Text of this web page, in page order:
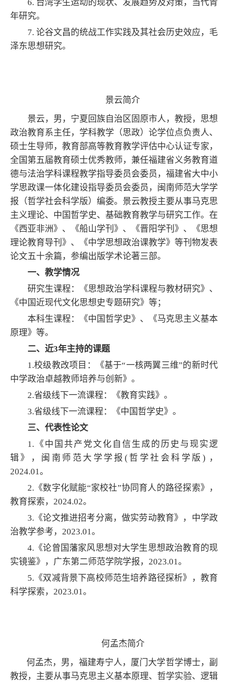
6. 台湾学生运动的现状、发展趋势及对策，当代青
年研究。
7. 论谷文昌的统战工作实践及其社会历史效应，毛
泽东思想研究。
景云简介
景云，男， 宁夏回族自治区固原市人， 教授，思想
政治教育系主任，学科教学（思政）论学位点负责人、
硕士生导师，教育部高等教育教学评估中心认证专家，
全国第五届教育硕士优秀教师，兼任福建省义务教育道
德与法治学科课程教学指导委员会委员，福建省大中小
学思政课一体化建设指导委员会委员，闽南师范大学学
报（哲学社会科学版）编委。景云教授主要从事马克思
主义理论、中国哲学史、基础教育教学与研究工作。在
《西亚非洲》、《船山学刊》、《晋阳学刊》、《思想
理论教育导刊》、《中学思想政治课教学》等刊物发表
论文五十余篇，参编出版学术论著三部。
一、教学情况
研究生课程：《思想政治学科课程与教材研究》、
《中国近现代文化思想史专题研究》等；
本科生课程：《中国哲学史》、《马克思主义基本
原理》等。
二、近3年主持的课题
1.校级教改项目：《基于“一核两翼三维”的新时代
中学政治卓越教师培养与创新》。
2.省级线下一流课程：《教育实践》。
3.省级线下一流课程：《中国哲学史》。
三、代表性论文
1.《中国共产党文化自信生成的历史与现实逻
辑》，闽南师范大学学报(哲学社会科学版) ，
2024.01。
2.《数字化赋能“家校社”协同育人的路径探索》，
教育探索，2024.02。
3.《论文推进招考分离，做实劳动教育》，中学政
治教学参考，2023.01。
4.《论曾国藩家风思想对大学生思想政治教育的现
实镜鉴》，广东第二师范学院学报，2023.01。
5.《双减背景下高校师范生培养路径探析》，教育
科学探索，2023.01。
何孟杰简介
何孟杰，男，福建寿宁人，厦门大学哲学博士，副
教授，主要从事马克思主义基本原理、哲学实验、逻辑